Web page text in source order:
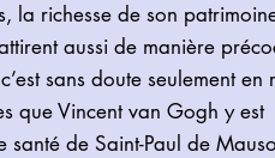
la richesse de son
aussi de manière
sans doute seulement en
que Vincent van Gogh y est
santé de Saint-Paul de